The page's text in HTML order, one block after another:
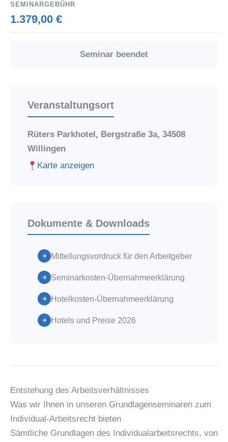
SEMINARGEBÜHR
1.379,00 €
Seminar beendet
Veranstaltungsort
Rüters Parkhotel, Bergstraße 3a, 34508
Willingen
Karte anzeigen
Dokumente & Downloads
Mitteilungsvordruck für den Arbeitgeber
Seminarkosten-Übernahmeerklärung
Hotelkosten-Übernahmeerklärung
Hotels und Preise 2026
Entstehung des Arbeitsverhältnisses
Was wir Ihnen in unseren Grundlagenseminaren zum
Individual-Arbeitsrecht bieten
Sämtliche Grundlagen des Individualarbeitsrechts, von